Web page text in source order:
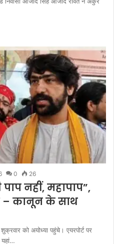
0 26
पाप नहीं, महापाप”,
– कानून के साथ
को अयोध्या पहुंचे। एयरपोर्ट पर